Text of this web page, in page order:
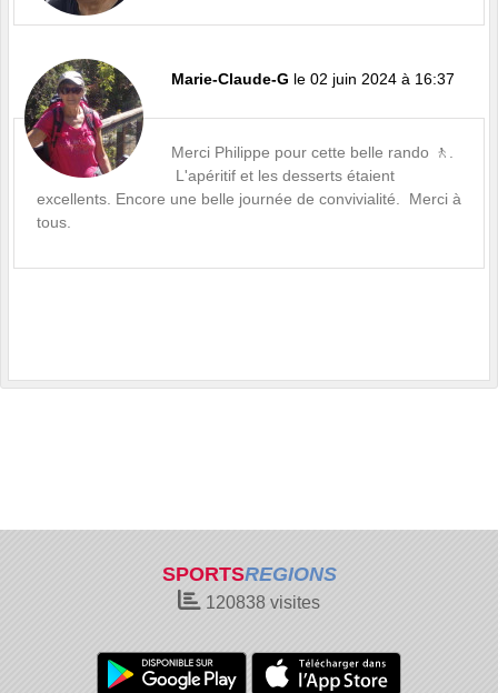
Marie-Claude-G le 02 juin 2024 à 16:37
Merci Philippe pour cette belle rando 🚶.
L'apéritif et les desserts étaient
excellents. Encore une belle journée de convivialité. Merci à
tous.
SPORTSREGIONS
120838 visites